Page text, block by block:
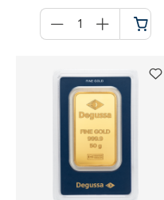
für
Warenkorb